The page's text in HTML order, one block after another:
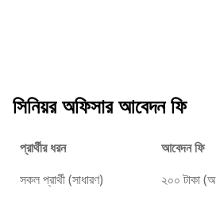
সিনিয়র অফিসার আবেদন ফি
প্রার্থীর ধরন
আবেদন ফি
সকল প্রার্থী (সাধারণ)
২০০ টাকা